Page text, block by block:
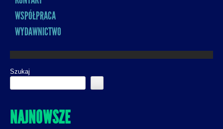
WSPÓŁPRACA
WYDAWNICTWO
Szukaj
NAJNOWSZE